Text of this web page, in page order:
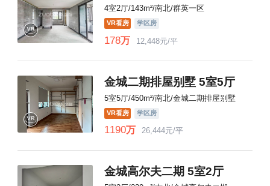
4室2厅/143m²/南北/群英一区
VR看房 学区房
178万 12,448元/平
金城二期排屋别墅 5室5厅
5室5厅/450m²/南北/金城二期排屋别墅
VR看房 学区房
1190万 26,444元/平
金城高尔夫二期 5室2厅